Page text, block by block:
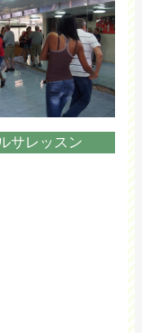
サレッスン